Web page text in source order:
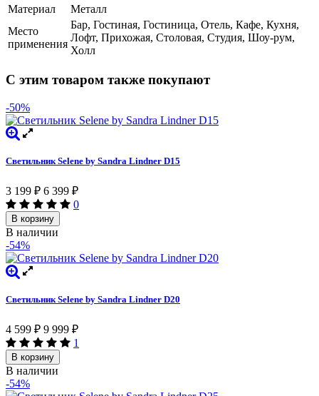
Материал
Металл
Место
применения
Бар, Гостиная, Гостиница, Отель, Кафе, Кухня,
Лофт, Прихожая, Столовая, Студия, Шоу-рум,
Холл
С этим товаром также покупают
-50%
Светильник Selene by Sandra Lindner D15
3 199 ₽ 6 399 ₽
0
В корзину
В наличии
-54%
Светильник Selene by Sandra Lindner D20
4 599 ₽ 9 999 ₽
1
В корзину
В наличии
-54%